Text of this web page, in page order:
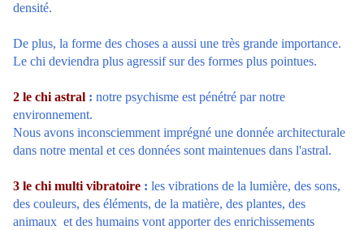
densité.
De plus, la forme des choses a aussi une très grande importance.
Le chi deviendra plus agressif sur des formes plus pointues.
2 le chi astral : notre psychisme est pénétré par notre
environnement.
Nous avons inconsciemment imprégné une donnée architecturale
dans notre mental et ces données sont maintenues dans l'astral.
3 le chi multi vibratoire : les vibrations de la lumière, des sons,
des couleurs, des éléments, de la matière, des plantes, des
animaux et des humains vont apporter des enrichissements